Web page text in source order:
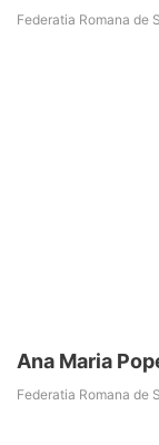
Federatia Romana de
Ana Maria
Federatia Romana de